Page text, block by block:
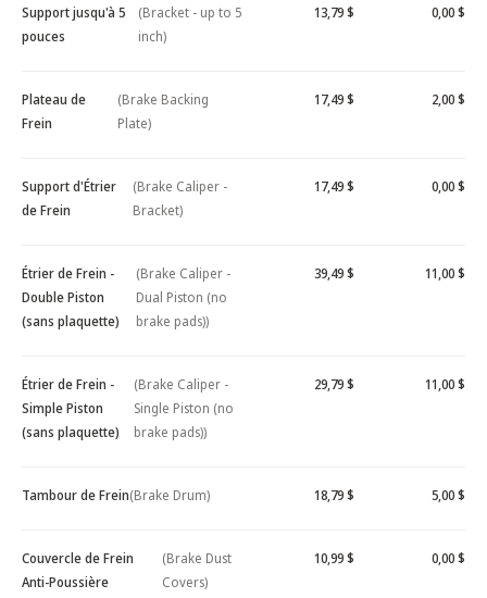
Support jusqu'à 5
pouces
(Bracket - up to 5
inch)
13,79 $ 0,00 $
Plateau de
Frein
(Brake Backing
Plate)
17,49 $ 2,00 $
Support d'Étrier
de Frein
(Brake Caliper -
Bracket)
17,49 $ 0,00 $
Étrier de Frein -
Double Piston
(sans plaquette)
(Brake Caliper -
Dual Piston (no
brake pads))
39,49 $ 11,00 $
Étrier de Frein -
Simple Piston
(sans plaquette)
(Brake Caliper -
Single Piston (no
brake pads))
29,79 $ 11,00 $
Tambour de Frein(Brake Drum) 18,79 $ 5,00 $
Couvercle de Frein
Anti-Poussière
(Brake Dust
Covers)
10,99 $ 0,00 $